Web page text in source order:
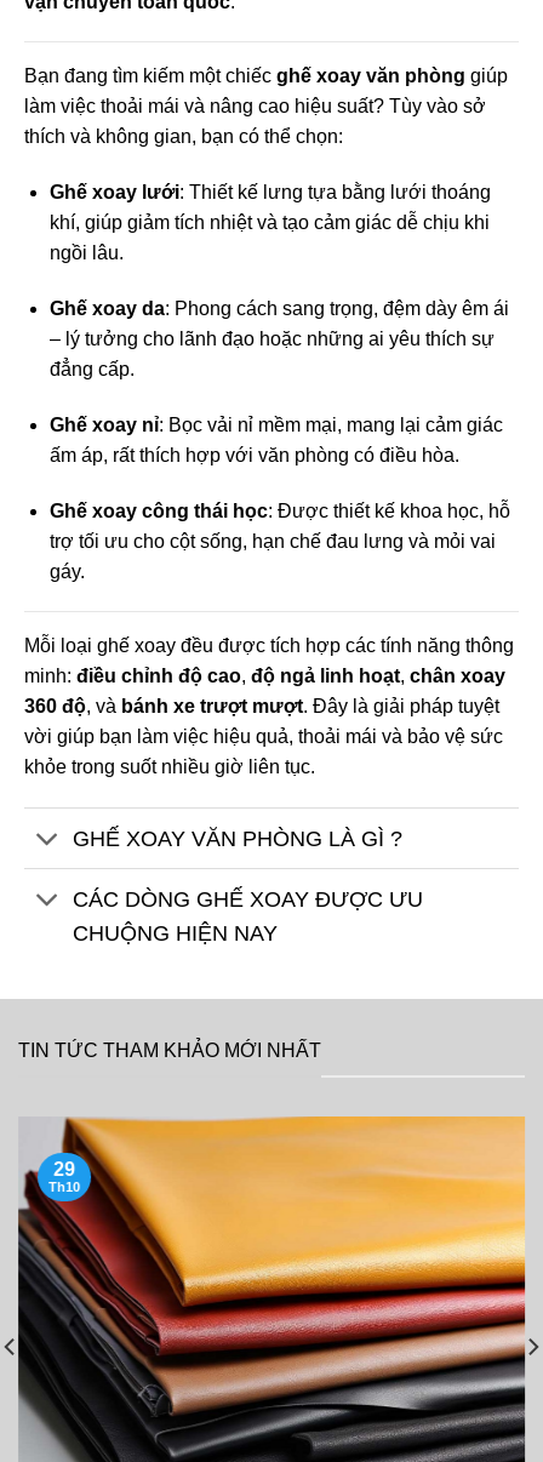
Bạn đang tìm kiếm một chiếc ghế xoay văn phòng giúp
làm việc thoải mái và nâng cao hiệu suất? Tùy vào sở
thích và không gian, bạn có thể chọn:
Ghế xoay lưới: Thiết kế lưng tựa bằng lưới thoáng
khí, giúp giảm tích nhiệt và tạo cảm giác dễ chịu khi
ngồi lâu.
Ghế xoay da: Phong cách sang trọng, đệm dày êm ái
– lý tưởng cho lãnh đạo hoặc những ai yêu thích sự
đẳng cấp.
Ghế xoay nỉ: Bọc vải nỉ mềm mại, mang lại cảm giác
ấm áp, rất thích hợp với văn phòng có điều hòa.
Ghế xoay công thái học: Được thiết kế khoa học, hỗ
trợ tối ưu cho cột sống, hạn chế đau lưng và mỏi vai
gáy.
Mỗi loại ghế xoay đều được tích hợp các tính năng thông
minh: điều chỉnh độ cao, độ ngả linh hoạt, chân xoay
360 độ, và bánh xe trượt mượt. Đây là giải pháp tuyệt
vời giúp bạn làm việc hiệu quả, thoải mái và bảo vệ sức
khỏe trong suốt nhiều giờ liên tục.
GHẾ XOAY VĂN PHÒNG LÀ GÌ ?
CÁC DÒNG GHẾ XOAY ĐƯỢC ƯU
CHUỘNG HIỆN NAY
TIN TỨC THAM KHẢO MỚI NHẤT
29
Th10